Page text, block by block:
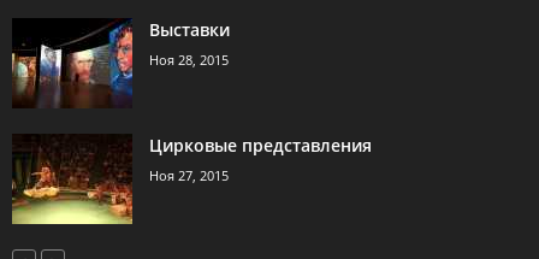
Выставки
Ноя 28, 2015
Цирковые представления
Ноя 27, 2015